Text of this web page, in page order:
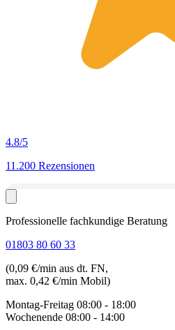
4.8/5
11.200 Rezensionen
Professionelle fachkundige Beratung
01803 80 60 33
(0,09 €/min aus dt. FN,
max. 0,42 €/min Mobil)
Montag-Freitag 08:00 - 18:00
Wochenende 08:00 - 14:00